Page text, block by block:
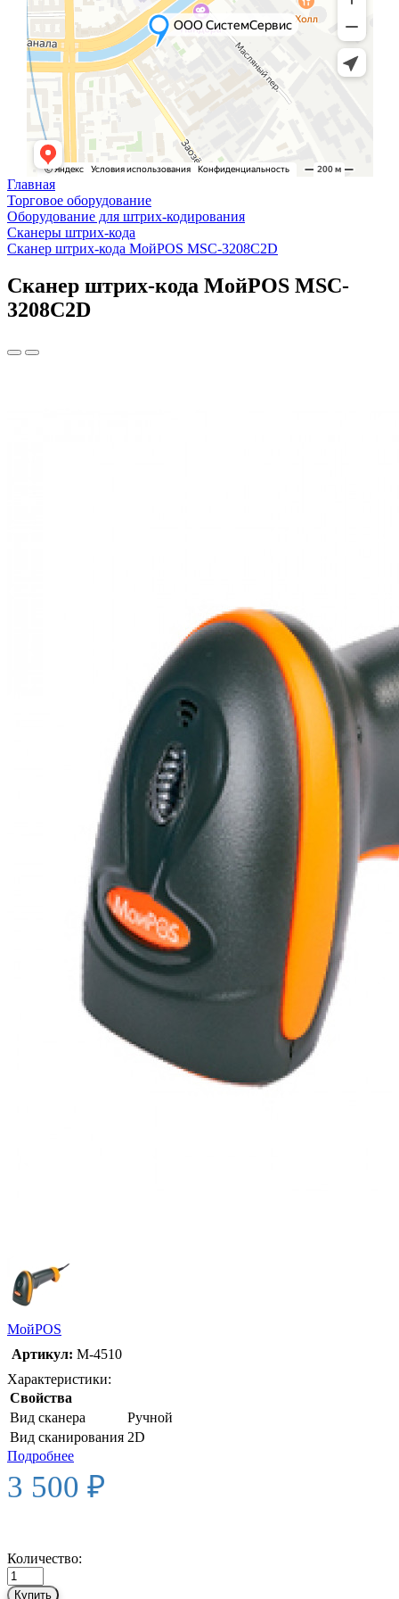
Главная
Торговое оборудование
Оборудование для штрих-кодирования
Сканеры штрих-кода
Сканер штрих-кода МойPOS MSC-3208C2D
Сканер штрих-кода МойPOS MSC-
3208C2D
МойPOS
Артикул: М-4510
Характеристики:
Свойства
Вид сканера
Ручной
Вид сканирования 2D
Подробнее
3 500 ₽
Количество:
Купить